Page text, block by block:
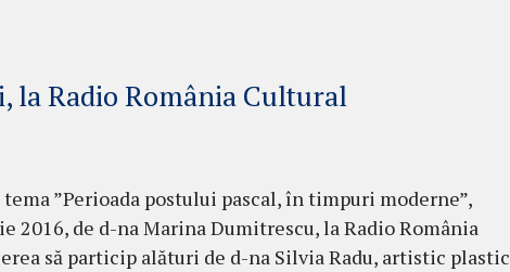
la Radio România Cultural
”Perioada postului pascal, în timpuri moderne”,
de d-na Marina Dumitrescu, la Radio România
să particip alături de d-na Silvia Radu, artistic plastic